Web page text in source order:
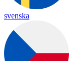
svenska